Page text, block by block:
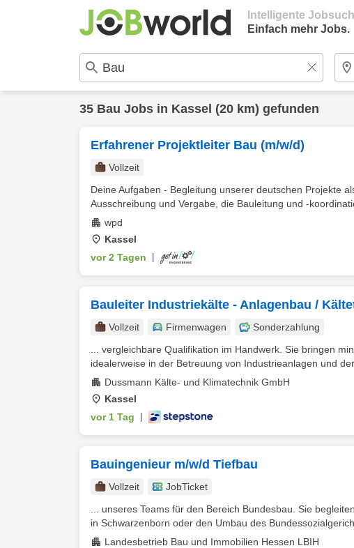
Intelligente
Einfach mehr Jobs.
35 Bau Jobs in Kassel (20 km) gefunden
Erfahrener Projektleiter Bau (m/w/d)
Vollzeit
Deine Aufgaben - Begleitung unserer deutschen Projekte
Ausschreibung und Vergabe, die Bauleitung und -
wpd
Kassel
vor 2 Tagen
Bauleiter Industriekälte - Anlagenbau /
Vollzeit Firmenwagen
Sonderzahlung
... vergleichbare Qualifikation im Handwerk. Sie bringen
idealerweise in der Betreuung von Industrieanlagen und der
Dussmann Kälte- und Klimatechnik GmbH
Kassel
vor 1 Tag
Bauingenieur m/w/d Tiefbau
Vollzeit
JobTicket
... unseres Teams für den Bereich Bundesbau. Sie
in Schwarzenborn oder den Umbau des
Landesbetrieb Bau und Immobilien Hessen LBIH